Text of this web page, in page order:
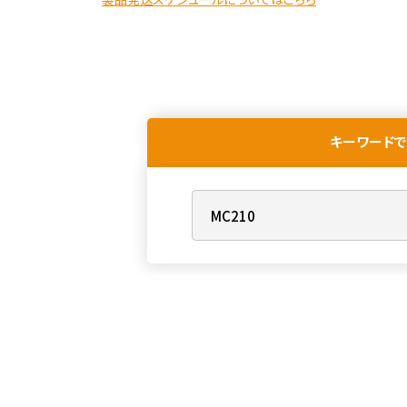
キーワード